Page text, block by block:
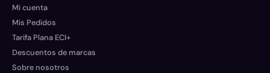
Mi cuenta
Mis Pedidos
Tarifa Plana ECI+
Descuentos de marcas
Sobre nosotros